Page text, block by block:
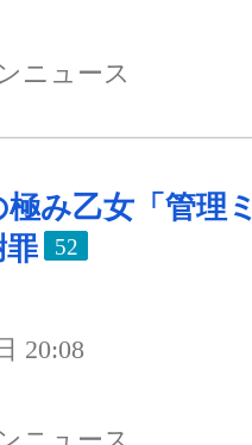
ニュース
み乙女「管理ミ
罪
52
20:08